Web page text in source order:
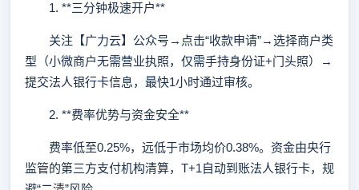
1. **三分钟极速开户**
关注【广力云】公众号→点击“收款申请”→选择商户类
型（小微商户无需营业执照，仅需手持身份证+门头照）→
提交法人银行卡信息，最快1小时通过审核。
2. **费率优势与资金安全**
费率低至0.25%，远低于市场均价0.38%。资金由央行
监管的第三方支付机构清算，T+1自动到账法人银行卡，规